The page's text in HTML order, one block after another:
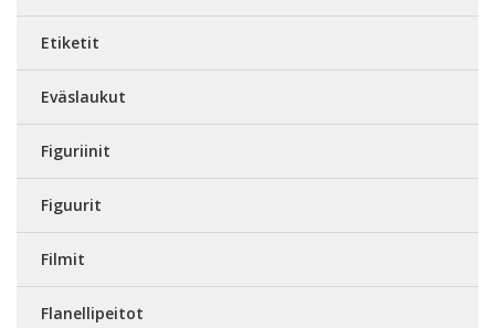
Etiketit
Eväslaukut
Figuriinit
Figuurit
Filmit
Flanellipeitot